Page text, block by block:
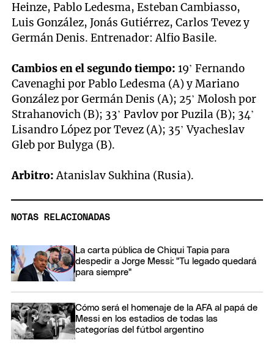
Heinze, Pablo Ledesma, Esteban Cambiasso,
Luis González, Jonás Gutiérrez, Carlos Tevez y
Germán Denis. Entrenador: Alfio Basile.
Cambios en el segundo tiempo: 19’ Fernando
Cavenaghi por Pablo Ledesma (A) y Mariano
González por Germán Denis (A); 25’ Molosh por
Strahanovich (B); 33’ Pavlov por Puzila (B); 34’
Lisandro López por Tevez (A); 35’ Vyacheslav
Gleb por Bulyga (B).
Arbitro:Atanislav Sukhina (Rusia).
NOTAS RELACIONADAS
La carta pública de Chiqui Tapia para
despedir a Jorge Messi: "Tu legado quedará
para siempre"
Cómo será el homenaje de la AFA al papá de
Messi en los estadios de todas las
categorías del fútbol argentino